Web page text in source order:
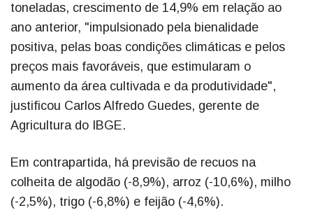
toneladas, crescimento de 14,9% em relação ao
ano anterior, "impulsionado pela bienalidade
positiva, pelas boas condições climáticas e pelos
preços mais favoráveis, que estimularam o
aumento da área cultivada e da produtividade",
justificou Carlos Alfredo Guedes, gerente de
Agricultura do IBGE.
Em contrapartida, há previsão de recuos na
colheita de algodão (-8,9%), arroz (-10,6%), milho
(-2,5%), trigo (-6,8%) e feijão (-4,6%).